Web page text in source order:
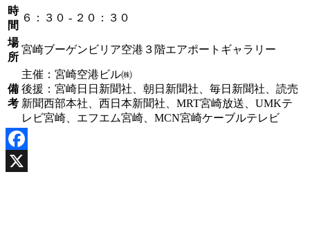
時
間
６：３０ - ２０：３０
場
所
宮崎ブーゲンビリア空港３階エアポートギャラリー
備
考
主催：宮崎空港ビル㈱
後援：宮崎日日新聞社、朝日新聞社、毎日新聞社、読売
新聞西部本社、西日本新聞社、MRT宮崎放送、UMKテ
レビ宮崎、エフエム宮崎、MCN宮崎ケーブルテレビ
Facebook